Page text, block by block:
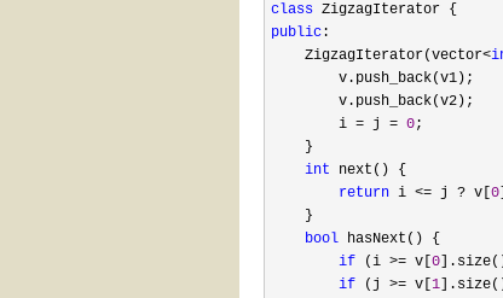
class
public :
    ZigzagIterator(vector
<
        v.push_back(v1);
        v.push_back(v2);
        i
= j = 0;
    }
int next() {
return i <= j ? v[ 0
    }
bool hasNext() {
if (i >= v[ 0
if (j >= v[ 1